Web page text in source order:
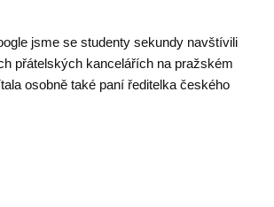
jsme se studenty sekundy navštívili
přátelských kancelářích na pražském
osobně také paní ředitelka českého